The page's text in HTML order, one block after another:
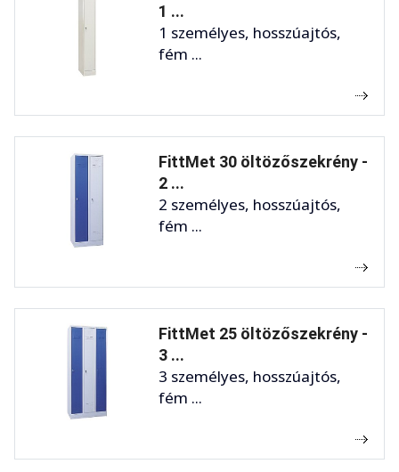
1 ...
1 személyes, hosszúajtós,
fém ...
FittMet 30 öltözőszekrény -
2 ...
2 személyes, hosszúajtós,
fém ...
FittMet 25 öltözőszekrény -
3 ...
3 személyes, hosszúajtós,
fém ...